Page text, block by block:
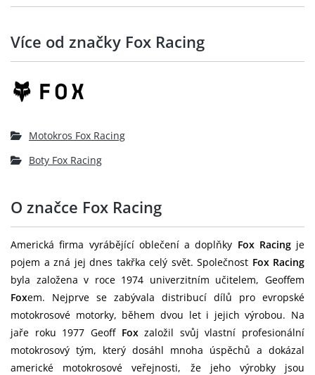
Více od značky Fox Racing
Motokros Fox Racing
Boty Fox Racing
O značce Fox Racing
Americká firma vyrábějící oblečení a doplňky Fox Racingje
pojem a zná jej dnes takřka celý svět. Společnost Fox Racing
byla založena v roce 1974 univerzitním učitelem, Geoffem
Foxem. Nejprve se zabývala distribucí dílů pro evropské
motokrosové motorky, během dvou let i jejich výrobou. Na
jaře roku 1977 Geoff Foxzaložil svůj vlastní profesionální
motokrosový tým, který dosáhl mnoha úspěchů a dokázal
americké motokrosové veřejnosti, že jeho výrobky jsou